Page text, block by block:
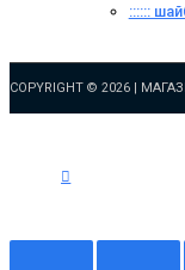
::::::
COPYRIGHT © 2026 |